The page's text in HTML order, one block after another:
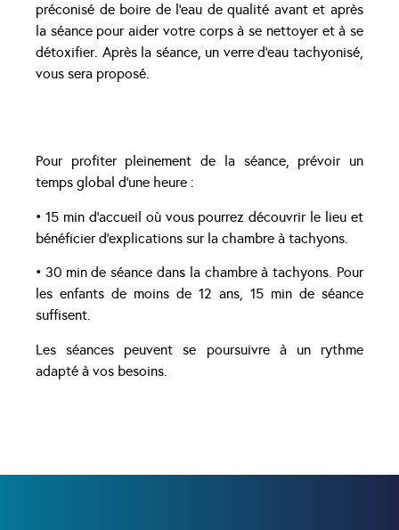
préconisé de boire de l’eau de qualité avant et après
la séance pour aider votre corps à se nettoyer et à se
détoxifier. Après la séance, un verre d’eau tachyonisé,
vous sera proposé.
Pour profiter pleinement de la séance, prévoir un
temps global d’une heure :
• 15 min d’accueil où vous pourrez découvrir le lieu et
bénéficier d’explications sur la chambre à tachyons.
• 30 min de séance dans la chambre à tachyons. Pour
les enfants de moins de 12 ans, 15 min de séance
suffisent.
Les séances peuvent se poursuivre à un rythme
adapté à vos besoins.